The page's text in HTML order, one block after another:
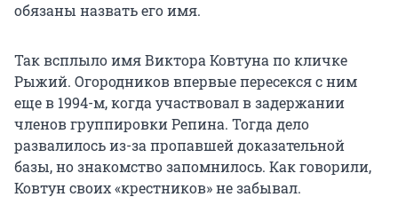
обязаны назвать его имя.
Так всплыло имя Виктора Ковтуна по кличке
Рыжий. Огородников впервые пересекся с ним
еще в 1994-м, когда участвовал в задержании
членов группировки Репина. Тогда дело
развалилось из-за пропавшей доказательной
базы, но знакомство запомнилось. Как говорили,
Ковтун своих «крестников» не забывал.